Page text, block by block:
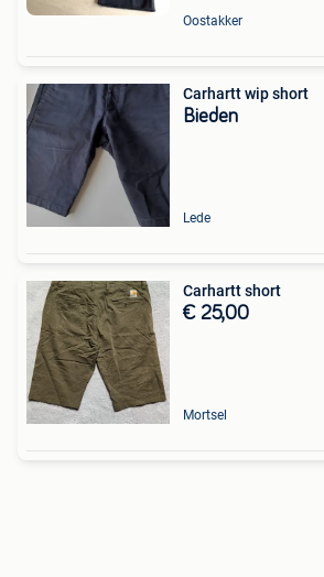
Oostakker
Carhartt wip short
Bieden
Lede
Carhartt short
€ 25,00
Mortsel